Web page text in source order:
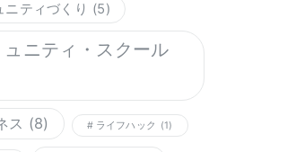
ニティづくり (5)
ュニティ・スクール
ス (8) ライフハック (1)